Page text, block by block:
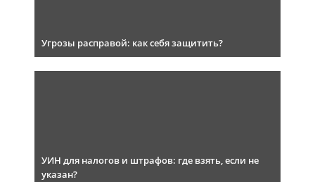
Угрозы расправой: как себя защитить?
УИН для налогов и штрафов: где взять, если не
указан?